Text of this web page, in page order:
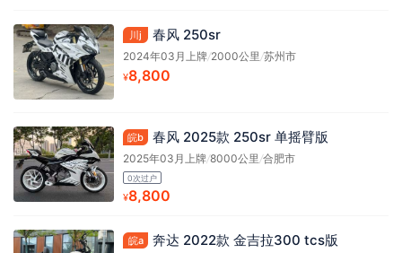
川j 春风 250sr
2024年03月上牌/2000公里 /苏州市
¥8,800
皖b 春风 2025款 250sr 单摇臂版
2025年03月上牌/8000公里 /合肥市
0次过户
¥8,800
皖a 奔达 2022款 金吉拉300 tcs版